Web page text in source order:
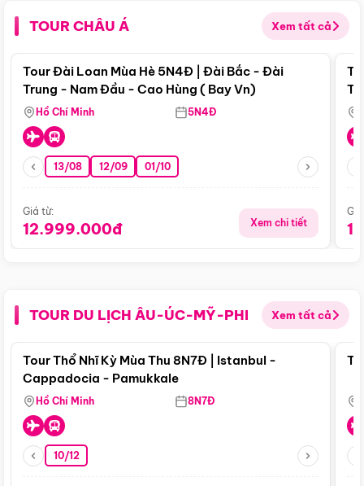
TOUR CHÂU Á Xem tất cả
Điểm nổi bật
Tour Đài Loan Mùa Hè 5N4Đ | Đài Bắc - Đài
Trung - Nam Đầu - Cao Hùng ( Bay Vn)
Hồ Chí Minh 5N4Đ
13/08 12/09 01/10
Giá từ:
12.999.000đ Xem chi tiết
TOUR DU LỊCH ÂU-ÚC-MỸ-PHI Xem tất cả
Điểm nổi bật
Tour Thổ Nhĩ Kỳ Mùa Thu 8N7Đ | Istanbul -
Cappadocia - Pamukkale
Hồ Chí Minh 8N7Đ
10/12